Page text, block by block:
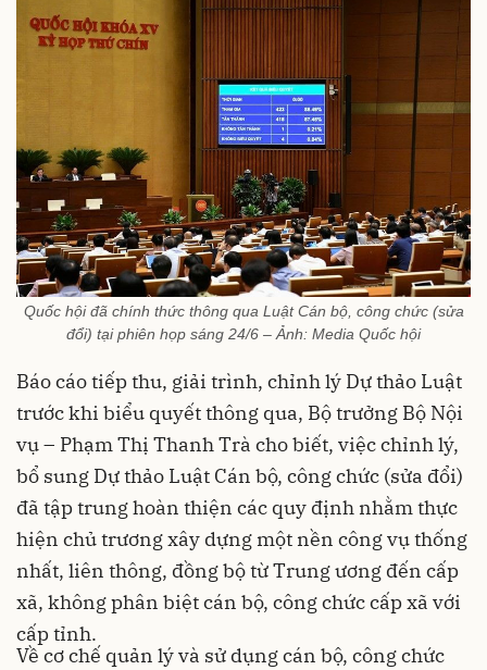
Quốc hội đã chính thức thông qua Luật Cán bộ, công chức (sửa
đổi) tại phiên họp sáng 24/6 – Ảnh: Media Quốc hội
Báo cáo tiếp thu, giải trình, chỉnh lý Dự thảo Luật
trước khi biểu quyết thông qua, Bộ trưởng Bộ Nội
vụ – Phạm Thị Thanh Trà cho biết, việc chỉnh lý,
bổ sung Dự thảo Luật Cán bộ, công chức (sửa đổi)
đã tập trung hoàn thiện các quy định nhằm thực
hiện chủ trương xây dựng một nền công vụ thống
nhất, liên thông, đồng bộ từ Trung ương đến cấp
xã, không phân biệt cán bộ, công chức cấp xã với
cấp tỉnh.
Về cơ chế quản lý và sử dụng cán bộ, công chức